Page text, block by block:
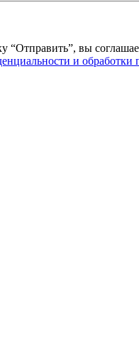
“Отправить”, вы
и обработки